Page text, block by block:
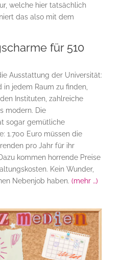
welche hier tatsächlich
das also mit dem
für 510
Ausstattung der Universität:
jedem Raum zu finden,
Instituten, zahlreiche
modern. Die
sogar gemütliche
1.700 Euro müssen die
pro Jahr für ihr
kommen horrende Preise
Kein Wunder,
Nebenjob haben. (mehr …)